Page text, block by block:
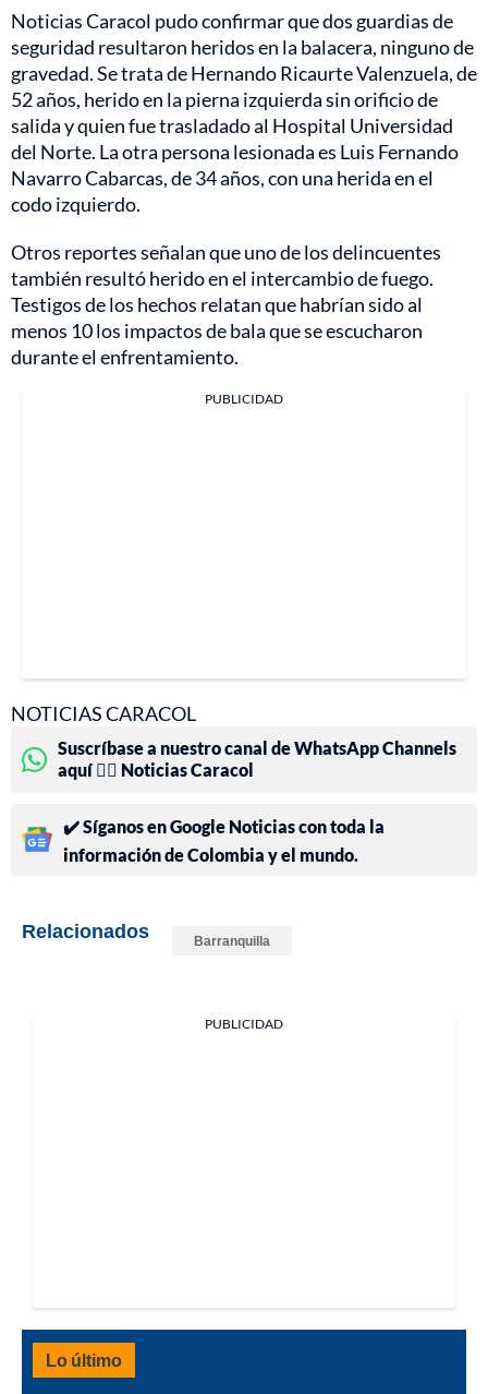
Noticias Caracol pudo confirmar que dos guardias de
seguridad resultaron heridos en la balacera, ninguno de
gravedad. Se trata de Hernando Ricaurte Valenzuela, de
52 años, herido en la pierna izquierda sin orificio de
salida y quien fue trasladado al Hospital Universidad
del Norte. La otra persona lesionada es Luis Fernando
Navarro Cabarcas, de 34 años, con una herida en el
codo izquierdo.
Otros reportes señalan que uno de los delincuentes
también resultó herido en el intercambio de fuego.
Testigos de los hechos relatan que habrían sido al
menos 10 los impactos de bala que se escucharon
durante el enfrentamiento.
PUBLICIDAD
NOTICIAS CARACOL
Suscríbase a nuestro canal de WhatsApp Channels
aquí 👉🏻 Noticias Caracol
✔️ Síganos en Google Noticias con toda la
información de Colombia y el mundo.
Relacionados Barranquilla
PUBLICIDAD
Lo último